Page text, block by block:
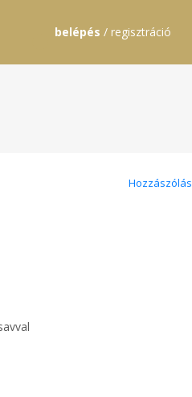
belépés / regisztráció
Hozzászólás